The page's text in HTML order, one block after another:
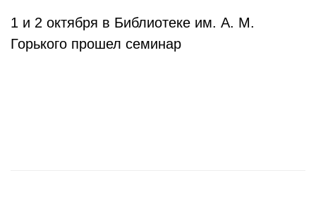
1 и 2 октября в Библиотеке им. А. М.
Горького прошел семинар